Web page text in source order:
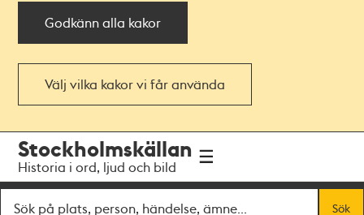
Godkänn alla kakor
Välj vilka kakor vi får använda
navigationen
huvudinnehållet
Stockholmskällan
Historia i ord, ljud och bild
Sök